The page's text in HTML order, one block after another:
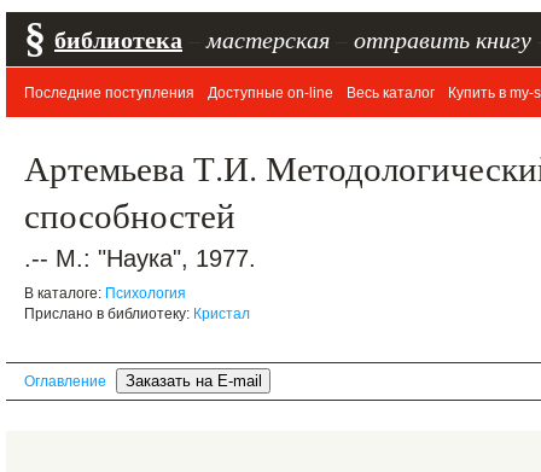
§ библиотека мастерская отправить книгу
Последние поступления Доступные on-line Весь каталог Купить в my-
Артемьева Т.И.
способностей
.-- М.: "Наука", 1977.
В каталоге: Психология
Прислано в библиотеку: Кристал
Оглавление